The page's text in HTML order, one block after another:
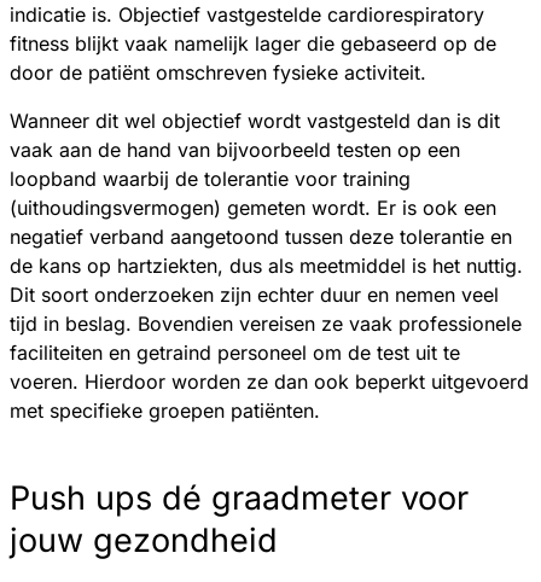
indicatie is. Objectief vastgestelde cardiorespiratory
fitness blijkt vaak namelijk lager die gebaseerd op de
door de patiënt omschreven fysieke activiteit.
Wanneer dit wel objectief wordt vastgesteld dan is dit
vaak aan de hand van bijvoorbeeld testen op een
loopband waarbij de tolerantie voor training
(uithoudingsvermogen) gemeten wordt. Er is ook een
negatief verband aangetoond tussen deze tolerantie en
de kans op hartziekten, dus als meetmiddel is het nuttig.
Dit soort onderzoeken zijn echter duur en nemen veel
tijd in beslag. Bovendien vereisen ze vaak professionele
faciliteiten en getraind personeel om de test uit te
voeren. Hierdoor worden ze dan ook beperkt uitgevoerd
met specifieke groepen patiënten.
Push ups dé graadmeter voor
jouw gezondheid